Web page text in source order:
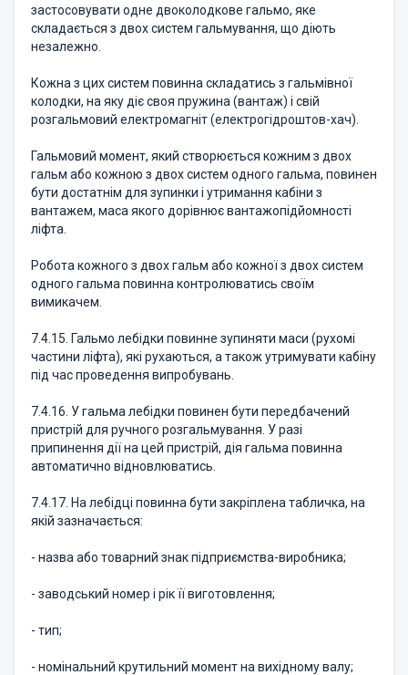
застосовувати одне двоколодкове гальмо, яке
складається з двох систем гальмування, що діють
незалежно.
Кожна з цих систем повинна складатись з гальмівної
колодки, на яку діє своя пружина (вантаж) і свій
розгальмовий електромагніт (електрогідроштов-хач).
Гальмовий момент, який створюється кожним з двох
гальм або кожною з двох систем одного гальма, повинен
бути достатнім для зупинки і утримання кабіни з
вантажем, маса якого дорівнює вантажопідйомності
ліфта.
Робота кожного з двох гальм або кожної з двох систем
одного гальма повинна контролюватись своїм
вимикачем.
7.4.15. Гальмо лебідки повинне зупиняти маси (рухомі
частини ліфта), які рухаються, а також утримувати кабіну
під час проведення випробувань.
7.4.16. У гальма лебідки повинен бути передбачений
пристрій для ручного розгальмування. У разі
припинення дії на цей пристрій, дія гальма повинна
автоматично відновлюватись.
7.4.17. На лебідці повинна бути закріплена табличка, на
якій зазначається:
- назва або товарний знак підприємства-виробника;
- заводський номер і рік її виготовлення;
- тип;
- номінальний крутильний момент на вихідному валу;